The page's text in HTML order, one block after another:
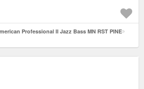
Professional II Jazz Bass MN RST PINE